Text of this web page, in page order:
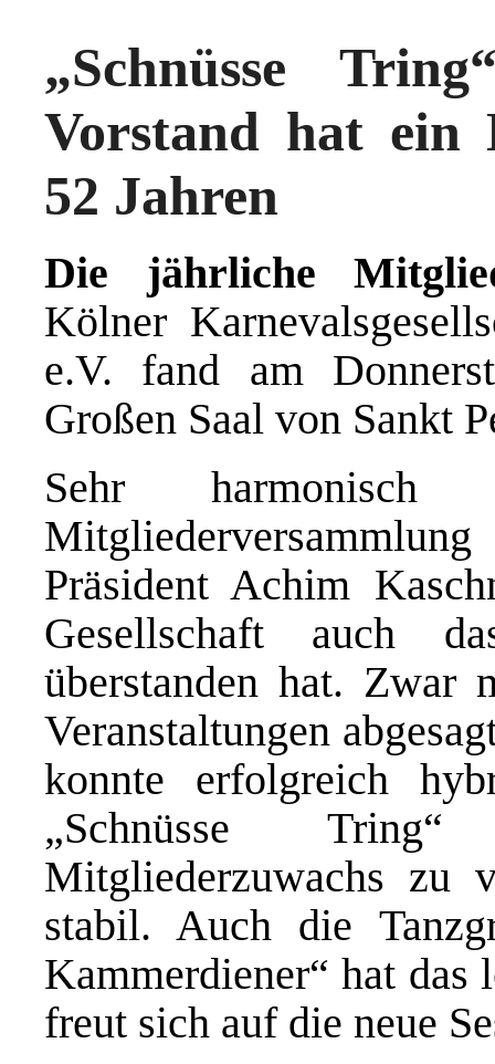
„Schnüsse
Vorstand hat ein
52 Jahren
Die jährliche
Kölner
e.V. fand am
Großen Saal von Sankt
Sehr
Präsident Achim
Gesellschaft auch
überstanden hat. Zwar
Veranstaltungen
konnte erfolgreich
„Schnüsse
Mitgliederzuwachs zu
stabil. Auch die
Kammerdiener“ hat das
freut sich auf die neue